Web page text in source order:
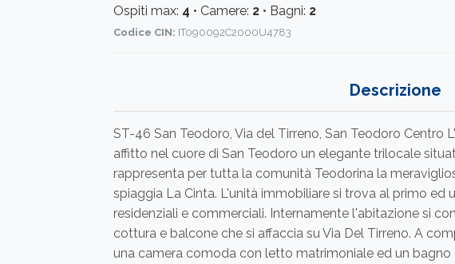
Ospiti max: 4 • Camere: 2 • Bagni: 2
Codice CIN: IT090092C2000U4783
Descrizione
ST-46 San Teodoro, Via del Tirreno, San Teodoro Centro
affitto nel cuore di San Teodoro un elegante trilocale
rappresenta per tutta la comunità Teodorina la
spiaggia La Cinta. L'unità immobiliare si trova al primo
residenziali e commerciali. Internamente l'abitazione si
cottura e balcone che si affaccia su Via Del Tirreno. A
una camera comoda con letto matrimoniale ed un